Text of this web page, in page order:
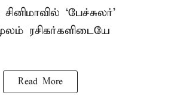
‘பேச்சுலர்’
ரசிகர்களிடையே
Read More